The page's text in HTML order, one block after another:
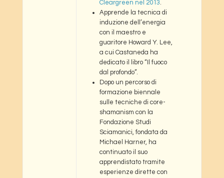
Cleargreen nel 2013.
Apprende la tecnica di
induzione dell’energia
con il maestro e
guaritore Howard Y. Lee,
a cui Castaneda ha
dedicato il libro “Il fuoco
dal profondo”.
Dopo un percorso di
formazione biennale
sulle tecniche di core-
shamanism con la
Fondazione Studi
Sciamanici, fondata da
Michael Harner, ha
continuato il suo
apprendistato tramite
esperienze dirette con